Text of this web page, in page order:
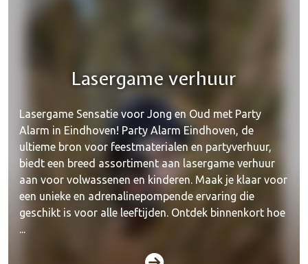
Lasergame verhuur
Lasergame Sensatie voor Jong en Oud met Party
Alarm in Eindhoven! Party Alarm Eindhoven, de
ultieme bron voor feestmaterialen en partyverhuur,
biedt een breed assortiment aan lasergame verhuur
aan voor volwassenen en kinderen. Maak je klaar voor
een unieke en adrenalinepompende ervaring die
geschikt is voor alle leeftijden. Ontdek binnenkort hoe
...